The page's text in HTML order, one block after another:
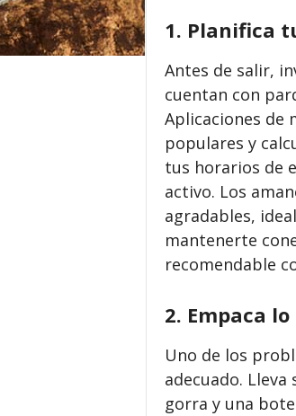
1. Planifica
Antes de salir,
cuentan con
Aplicaciones de
populares y
tus horarios de
activo. Los
agradables,
mantenerte
recomendable
2. Empaca
Uno de los
adecuado.
gorra y una